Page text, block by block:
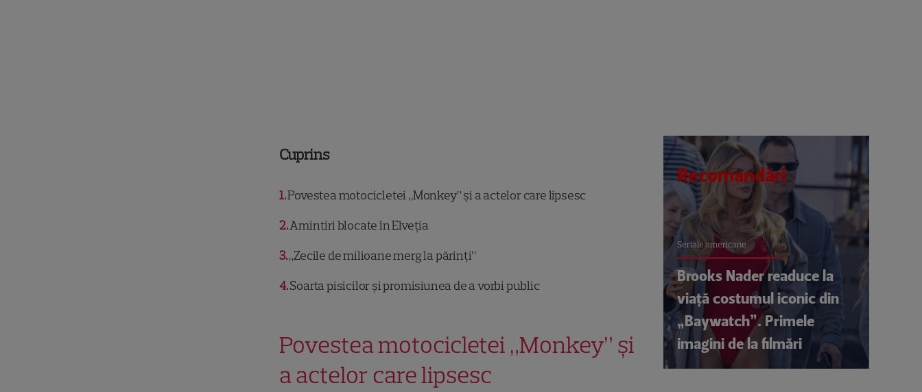
Cuprins
1Povestea motocicletei „Monkey” și a actelor care lipsesc
2Amintiri blocate în Elveția
3„Zecile de milioane merg la părinți”
4Soarta pisicilor și promisiunea de a vorbi public
Povestea motocicletei „Monkey” și
a actelor care lipsesc
Recomandări
Seriale americane
Brooks Nader readuce la
viață costumul iconic din
„Baywatch”. Primele
imagini de la filmări